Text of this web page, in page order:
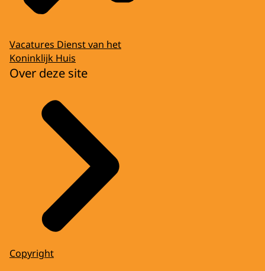
Vacatures Dienst van het
Koninklijk Huis
Over deze site
Copyright